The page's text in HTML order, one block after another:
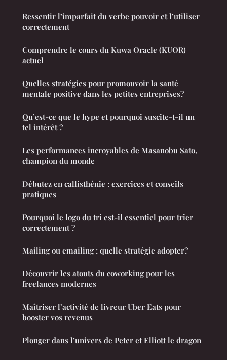
Ressentir l’imparfait du verbe pouvoir et l’utiliser
correctement
Comprendre le cours du Kuwa Oracle (KUOR)
actuel
Quelles stratégies pour promouvoir la santé
mentale positive dans les petites entreprises?
Qu’est-ce que le hype et pourquoi suscite-t-il un
tel intérêt ?
Les performances incroyables de Masanobu Sato,
champion du monde
Débutez en callisthénie : exercices et conseils
pratiques
Pourquoi le logo du tri est-il essentiel pour trier
correctement ?
Mailing ou emailing : quelle stratégie adopter?
Découvrir les atouts du coworking pour les
freelances modernes
Maîtriser l’activité de livreur Uber Eats pour
booster vos revenus
Plonger dans l’univers de Peter et Elliott le dragon